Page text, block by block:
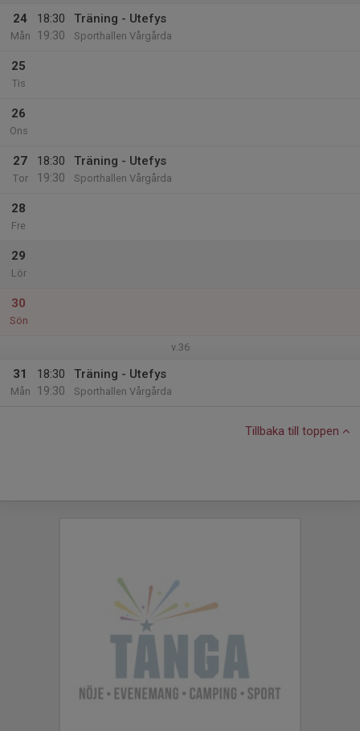
24
Mån
18:30
19:30
Träning - Utefys
Sporthallen Vårgårda
25
Tis
26
Ons
27
Tor
18:30
19:30
Träning - Utefys
Sporthallen Vårgårda
28
Fre
29
Lör
30
Sön
v.36
31
Mån
18:30
19:30
Träning - Utefys
Sporthallen Vårgårda
Tillbaka till toppen